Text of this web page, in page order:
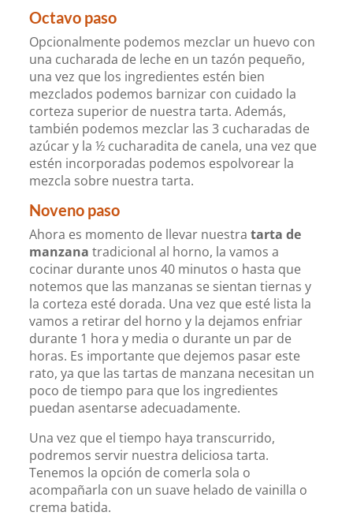
Octavo paso
Opcionalmente podemos mezclar un huevo con
una cucharada de leche en un tazón pequeño,
una vez que los ingredientes estén bien
mezclados podemos barnizar con cuidado la
corteza superior de nuestra tarta. Además,
también podemos mezclar las 3 cucharadas de
azúcar y la ½ cucharadita de canela, una vez que
estén incorporadas podemos espolvorear la
mezcla sobre nuestra tarta.
Noveno paso
Ahora es momento de llevar nuestratarta de
manzana tradicional al horno, la vamos a
cocinar durante unos 40 minutos o hasta que
notemos que las manzanas se sientan tiernas y
la corteza esté dorada. Una vez que esté lista la
vamos a retirar del horno y la dejamos enfriar
durante 1 hora y media o durante un par de
horas. Es importante que dejemos pasar este
rato, ya que las tartas de manzana necesitan un
poco de tiempo para que los ingredientes
puedan asentarse adecuadamente.
Una vez que el tiempo haya transcurrido,
podremos servir nuestra deliciosa tarta.
Tenemos la opción de comerla sola o
acompañarla con un suave helado de vainilla o
crema batida.